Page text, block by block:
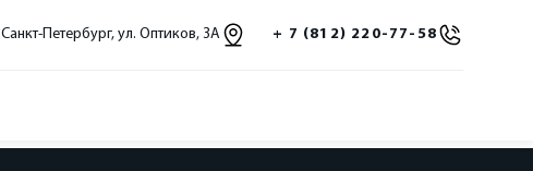
Санкт-Петербург, ул. Оптиков, 3A + 7 (812) 220-77-58